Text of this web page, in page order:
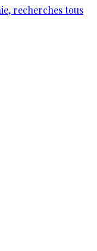
recherches tous